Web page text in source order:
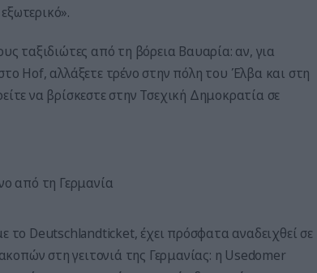
ταξιδιώτες από τη βόρεια Βαυαρία: αν, για
Hof, αλλάξετε τρένο στην πόλη του Έλβα και στη
να βρίσκεστε στην Τσεχική Δημοκρατία σε
από τη Γερμανία
το Deutschlandticket, έχει πρόσφατα αναδειχθεί σε
στη γειτονιά της Γερμανίας: η Usedomer